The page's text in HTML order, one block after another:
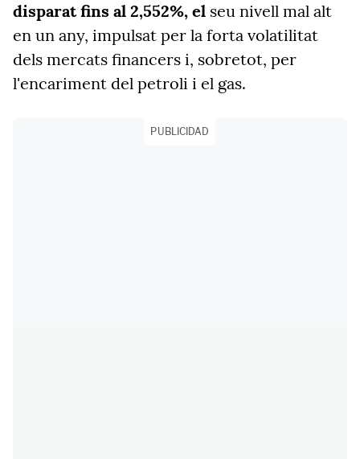
disparat fins al 2,552%, el seu nivell mal alt
en un any, impulsat per la forta volatilitat
dels mercats financers i, sobretot, per
l'encariment del petroli i el gas.
PUBLICIDAD